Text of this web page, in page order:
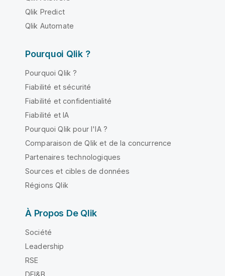
Qlik Predict
Qlik Automate
Pourquoi Qlik ?
Pourquoi Qlik ?
Fiabilité et sécurité
Fiabilité et confidentialité
Fiabilité et IA
Pourquoi Qlik pour l'IA ?
Comparaison de Qlik et de la concurrence
Partenaires technologiques
Sources et cibles de données
Régions Qlik
À Propos De Qlik
Société
Leadership
RSE